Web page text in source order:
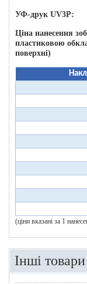
УФ-друк UV3P:
Ціна нанесення
пластиковою
поверхні)
(ціни вказані за 1
Інші